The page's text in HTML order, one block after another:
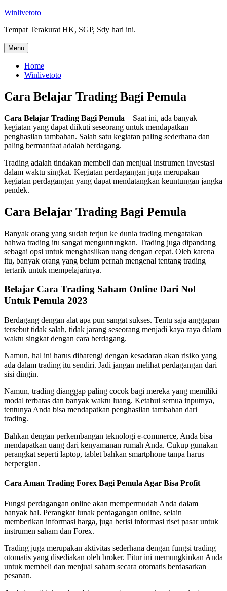
Skip
content
Winlivetoto
Tempat Terakurat HK, SGP, Sdy hari ini.
Menu
Home
Winlivetoto
Cara Belajar Trading Bagi Pemula
Cara Belajar Trading Bagi Pemula – Saat ini, ada banyak
kegiatan yang dapat diikuti seseorang untuk mendapatkan
penghasilan tambahan. Salah satu kegiatan paling sederhana dan
paling bermanfaat adalah berdagang.
Trading adalah tindakan membeli dan menjual instrumen investasi
dalam waktu singkat. Kegiatan perdagangan juga merupakan
kegiatan perdagangan yang dapat mendatangkan keuntungan jangka
pendek.
Cara Belajar Trading Bagi Pemula
Banyak orang yang sudah terjun ke dunia trading mengatakan
bahwa trading itu sangat menguntungkan. Trading juga dipandang
sebagai opsi untuk menghasilkan uang dengan cepat. Oleh karena
itu, banyak orang yang belum pernah mengenal tentang trading
tertarik untuk mempelajarinya.
Belajar Cara Trading Saham Online Dari Nol
Untuk Pemula 2023
Berdagang dengan alat apa pun sangat sukses. Tentu saja anggapan
tersebut tidak salah, tidak jarang seseorang menjadi kaya raya dalam
waktu singkat dengan cara berdagang.
Namun, hal ini harus dibarengi dengan kesadaran akan risiko yang
ada dalam trading itu sendiri. Jadi jangan melihat perdagangan dari
sisi dingin.
Namun, trading dianggap paling cocok bagi mereka yang memiliki
modal terbatas dan banyak waktu luang. Ketahui semua inputnya,
tentunya Anda bisa mendapatkan penghasilan tambahan dari
trading.
Bahkan dengan perkembangan teknologi e-commerce, Anda bisa
mendapatkan uang dari kenyamanan rumah Anda. Cukup gunakan
perangkat seperti laptop, tablet bahkan smartphone tanpa harus
berpergian.
Cara Aman Trading Forex Bagi Pemula Agar Bisa Profit
Fungsi perdagangan online akan mempermudah Anda dalam
banyak hal. Perangkat lunak perdagangan online, selain
memberikan informasi harga, juga berisi informasi riset pasar untuk
instrumen saham dan Forex.
Trading juga merupakan aktivitas sederhana dengan fungsi trading
otomatis yang disediakan oleh broker. Fitur ini memungkinkan Anda
untuk membeli dan menjual saham secara otomatis berdasarkan
pesanan.